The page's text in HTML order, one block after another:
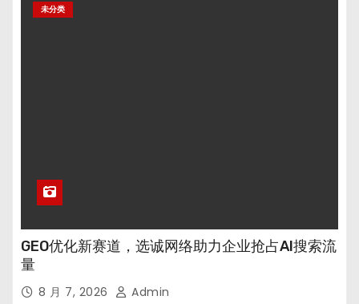
未分类
GEO优化新赛道，选诚网络助力企业抢占AI搜索流
量
8 月 7, 2026 Admin